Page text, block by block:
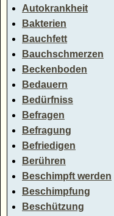
Autokrankheit
Bakterien
Bauchfett
Bauchschmerzen
Beckenboden
Bedauern
Bedürfniss
Befragen
Befragung
Befriedigen
Berühren
Beschimpft werden
Beschimpfung
Beschützung